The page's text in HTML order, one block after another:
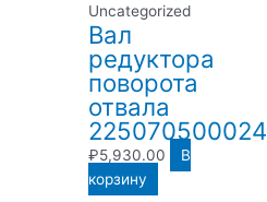
Uncategorized
Вал
редуктора
поворота
отвала
225070500024
₽5,930.00
В
корзину